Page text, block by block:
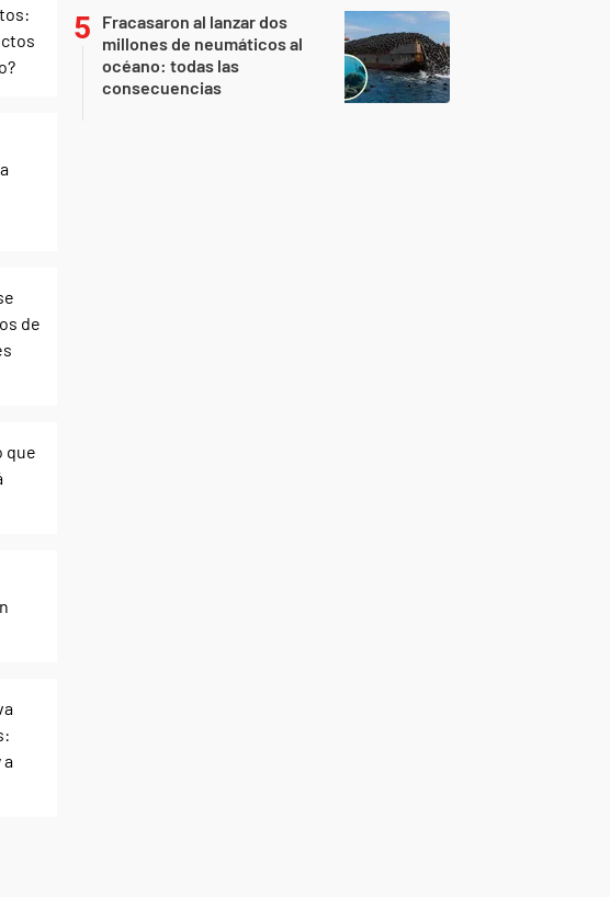
Fracasaron al lanzar dos
millones de neumáticos al
océano: todas las
consecuencias